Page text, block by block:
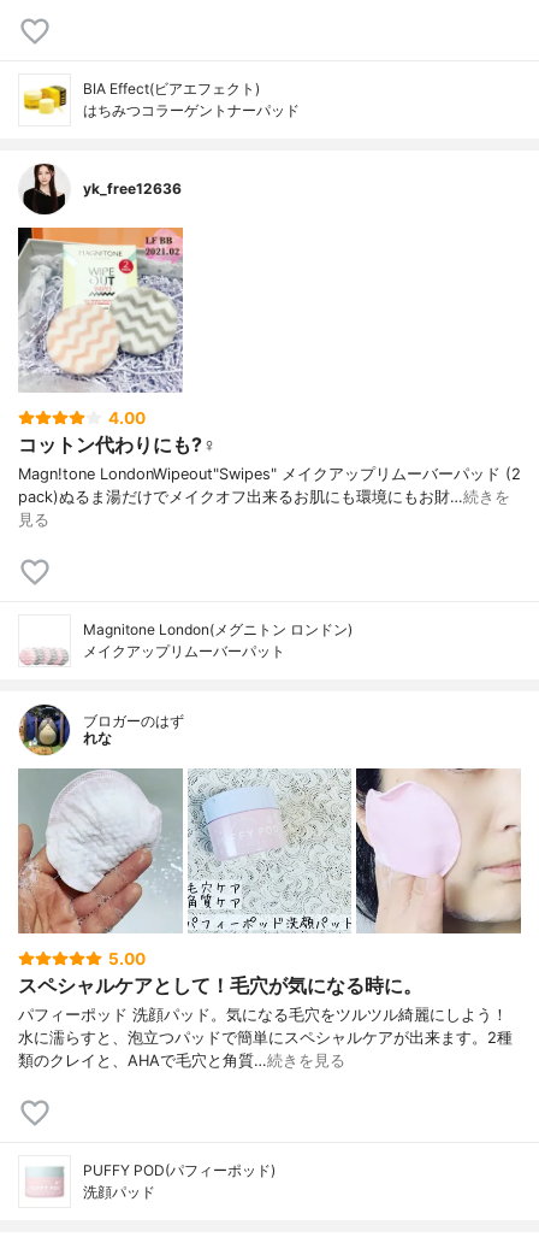
BIA Effect(ビアエフェクト)
はちみつコラーゲントナーパッド
yk_free12636
4.00
コットン代わりにも?‍♀️
Magn!tone LondonWipeout"Swipes" メイクアップリムーバーパッド (2
pack)ぬるま湯だけでメイクオフ出来るお肌にも環境にもお財…続きを
見る
Magnitone London(メグニトン ロンドン)
メイクアップリムーバーパット
ブロガーのはず
れな
5.00
スペシャルケアとして！毛穴が気になる時に。
パフィーポッド 洗顔パッド。気になる毛穴をツルツル綺麗にしよう！
水に濡らすと、泡立つパッドで簡単にスペシャルケアが出来ます。2種
類のクレイと、AHAで毛穴と角質…続きを見る
PUFFY POD(パフィーポッド)
洗顔パッド